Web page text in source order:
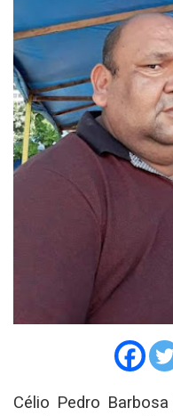
Célio Pedro Barbosa